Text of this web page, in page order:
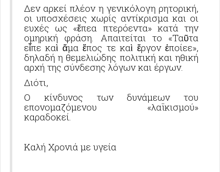
Δεν αρκεί πλέον η γενικόλογη ρητορική,
οι υποσχέσεις χωρίς αντίκρισμα και οι
ευχές ως «ἔπεα πτερόεντα» κατά την
ομηρική φράση. Απαιτείται το «Ταῦτα
εἶπε καὶ ἅμαἔπος τε καὶ ἔργονἐποίεε»,
δηλαδή η θεμελιώδης πολιτική και ηθική
αρχή της σύνδεσης λόγων και έργων.
Διότι,
Ο κίνδυνος των δυνάμεων του
επονομαζόμενου «λαϊκισμού»
καραδοκεί.
Καλή Χρονιά με υγεία